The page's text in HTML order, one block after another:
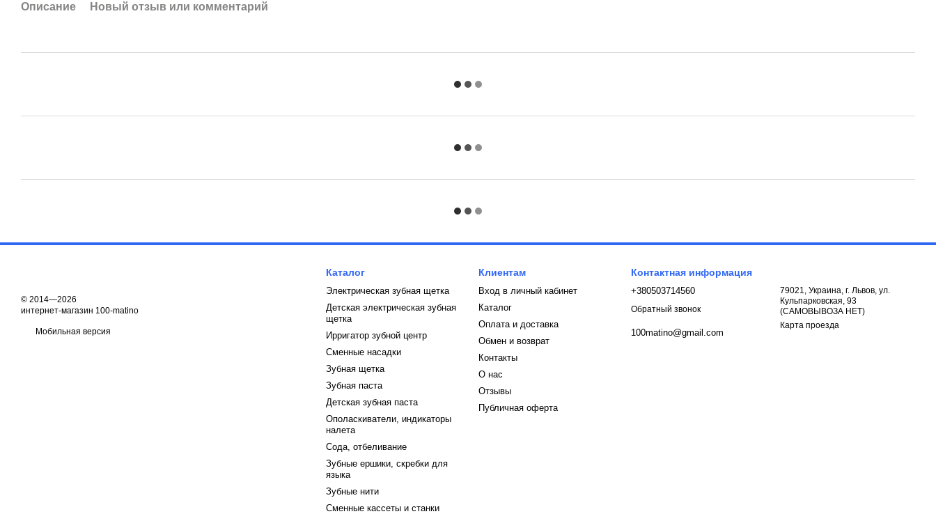
Описание Новый отзыв или комментарий
© 2014—2026
интернет-магазин 100-matino
Мобильная версия
Каталог
Электрическая зубная щетка
Детская электрическая зубная
щетка
Ирригатор зубной центр
Сменные насадки
Зубная щетка
Зубная паста
Детская зубная паста
Ополаскиватели, индикаторы
налета
Сода, отбеливание
Зубные ершики, скребки для
языка
Зубные нити
Сменные кассеты и станки
Клиентам
Вход в личный кабинет
Каталог
Оплата и доставка
Обмен и возврат
Контакты
О нас
Отзывы
Публичная оферта
Контактная информация
+380503714560
Обратный звонок
100matino@gmail.com
79021, Украина, г. Львов, ул.
Кульпарковская, 93
(САМОВЫВОЗА НЕТ)
Карта проезда